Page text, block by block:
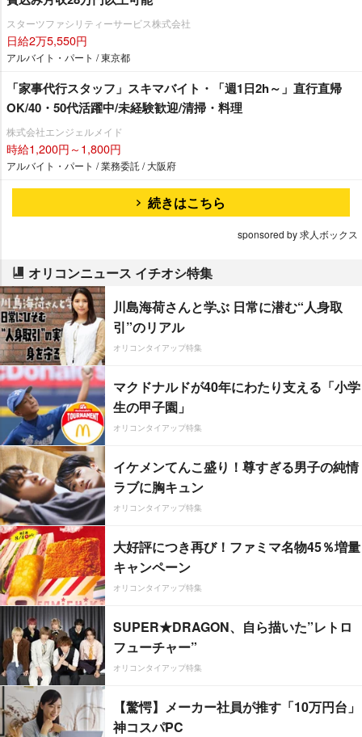
スターツファシリティーサービス株式会社
日給2万5,550円
アルバイト・パート / 東京都
「家事代行スタッフ」スキマバイト・「週1日2h～」直行直帰
OK/40・50代活躍中/未経験歓迎/清掃・料理
株式会社エンジェルメイド
時給1,200円～1,800円
アルバイト・パート / 業務委託 / 大阪府
続きはこちら
sponsored by 求人ボックス
オリコンニュース イチオシ特集
川島海荷さんと学ぶ 日常に潜む“人身取
引”のリアル
オリコンタイアップ特集
マクドナルドが40年にわたり支える「小学
生の甲子園」
オリコンタイアップ特集
イケメンてんこ盛り！尊すぎる男子の純情
ラブに胸キュン
オリコンタイアップ特集
大好評につき再び！ファミマ名物45％増量
キャンペーン
オリコンタイアップ特集
SUPER★DRAGON、自ら描いた”レトロ
フューチャー”
オリコンタイアップ特集
【驚愕】メーカー社員が推す「10万円台」
神コスパPC